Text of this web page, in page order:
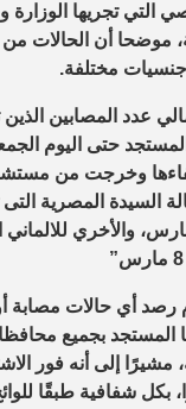
التي تجريها الوزارة
عدد المصابين
تم شفاءها وخرجت من
السيدة المصرية
الموافق 12 مارس، والأخري
رصد أي حالات مصابة
المستجد بجميع
إلى أنه فور
بكل شفافية طبقًا